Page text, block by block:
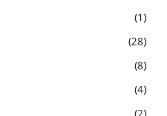
1
28
8
4
2